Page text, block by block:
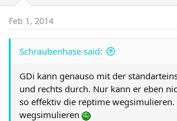
Feb 1, 2014
Schraubenhase said:
GDi kann genauso mit der
und rechts durch. Nur kann er eben
so effektiv die reptime wegsimulieren.
wegsimulieren